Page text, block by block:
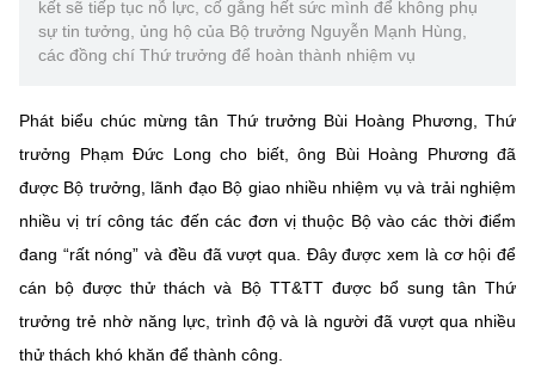
kết sẽ tiếp tục nỗ lực, cố gắng hết sức mình để không phụ
sự tin tưởng, ủng hộ của Bộ trưởng Nguyễn Mạnh Hùng,
các đồng chí Thứ trưởng để hoàn thành nhiệm vụ
Phát biểu chúc mừng tân Thứ trưởng Bùi Hoàng Phương, Thứ
trưởng Phạm Đức Long cho biết, ông Bùi Hoàng Phương đã
được Bộ trưởng, lãnh đạo Bộ giao nhiều nhiệm vụ và trải nghiệm
nhiều vị trí công tác đến các đơn vị thuộc Bộ vào các thời điểm
đang “rất nóng” và đều đã vượt qua. Đây được xem là cơ hội để
cán bộ được thử thách và Bộ TT&TT được bổ sung tân Thứ
trưởng trẻ nhờ năng lực, trình độ và là người đã vượt qua nhiều
thử thách khó khăn để thành công.